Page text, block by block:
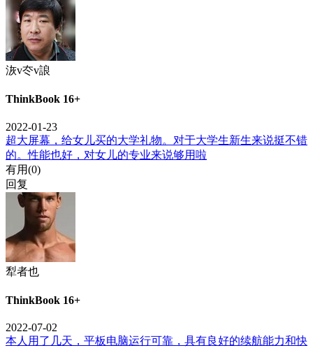
洃v冭v誏
ThinkBook 16+
2022-01-23
超大屏幕，给女儿买的大学礼物。对于大学生新生来说挺不错
的。性能也好，对女儿的专业来说够用啦
有用(0)
回复
犁者也
ThinkBook 16+
2022-07-02
本人用了几天，平板电脑运行可靠，具有良好的续航能力和快